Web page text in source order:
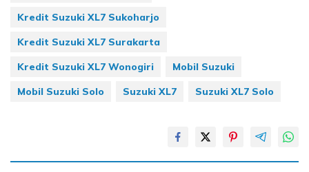
Kredit Suzuki XL7 Sukoharjo
Kredit Suzuki XL7 Surakarta
Kredit Suzuki XL7 Wonogiri
Mobil Suzuki
Mobil Suzuki Solo
Suzuki XL7 Suzuki XL7 Solo